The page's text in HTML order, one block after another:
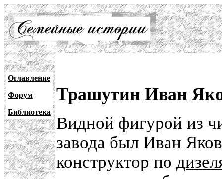
Оглавление
Форум
Библиотека
Трашутин Иван
Видной фигурой из
завода был Иван
конструктор по